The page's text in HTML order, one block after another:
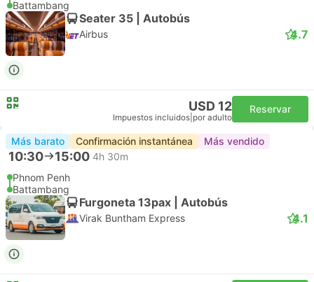
Battambang
Seater 35 | Autobús
Airbus 4.7
USD 12
Impuestos incluidos por adulto
Reservar
Más barato Confirmación instantánea Más vendido
10:30 15:00 4h 30m
Phnom Penh
Battambang
Furgoneta 13pax | Autobús
Virak Buntham Express 4.1